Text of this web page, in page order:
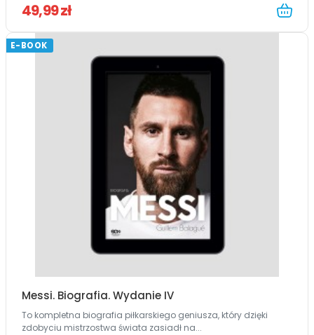
49,99 zł
E-BOOK
Messi. Biografia. Wydanie IV
To kompletna biografia piłkarskiego geniusza, który dzięki
zdobyciu mistrzostwa świata zasiadł na...